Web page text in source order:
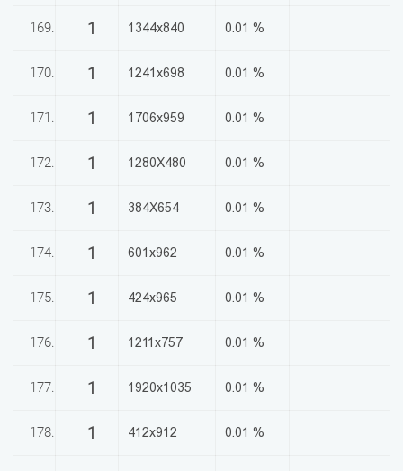
169. 1 1344x840 0.01 %
170. 1 1241x698 0.01 %
171. 1 1706x959 0.01 %
172. 1 1280X480 0.01 %
173. 1 384X654 0.01 %
174. 1 601x962 0.01 %
175. 1 424x965 0.01 %
176. 1 1211x757 0.01 %
177. 1 1920x1035 0.01 %
178. 1 412x912 0.01 %